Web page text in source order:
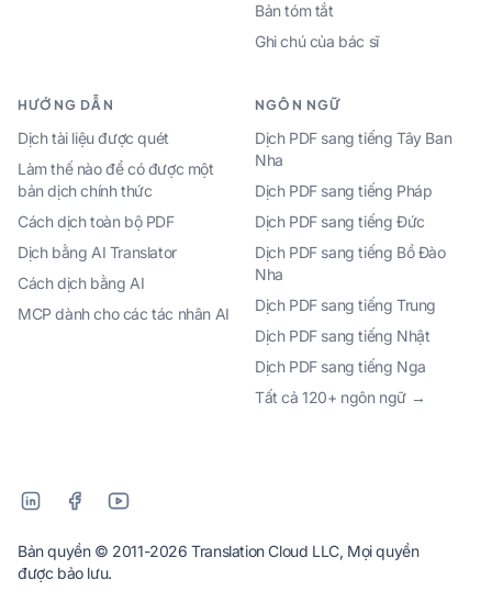
Bản tóm tắt
Ghi chú của bác sĩ
HƯỚNG DẪN
Dịch tài liệu được quét
Làm thế nào để có được một
bản dịch chính thức
Cách dịch toàn bộ PDF
Dịch bằng AI Translator
Cách dịch bằng AI
MCP dành cho các tác nhân AI
NGÔN NGỮ
Dịch PDF sang tiếng Tây Ban
Nha
Dịch PDF sang tiếng Pháp
Dịch PDF sang tiếng Đức
Dịch PDF sang tiếng Bồ Đào
Nha
Dịch PDF sang tiếng Trung
Dịch PDF sang tiếng Nhật
Dịch PDF sang tiếng Nga
Tất cả 120+ ngôn ngữ →
Bản quyền © 2011-2026 Translation Cloud LLC, Mọi quyền
được bảo lưu.